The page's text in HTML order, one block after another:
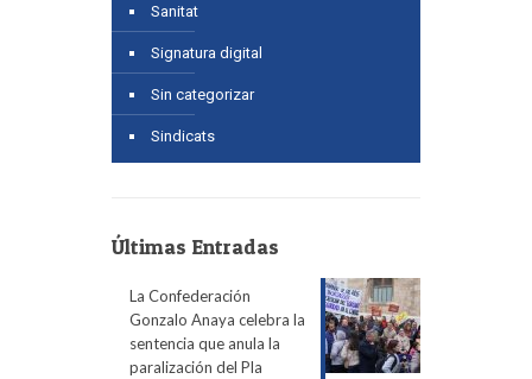
Sanitat
Signatura digital
Sin categorizar
Sindicats
Últimas Entradas
La Confederación
Gonzalo Anaya celebra la
sentencia que anula la
paralización del Pla